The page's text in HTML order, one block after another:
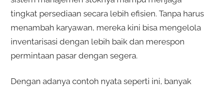
tingkat persediaan secara lebih efisien. Tanpa harus
menambah karyawan, mereka kini bisa mengelola
inventarisasi dengan lebih baik dan merespon
permintaan pasar dengan segera.
Dengan adanya contoh nyata seperti ini, banyak